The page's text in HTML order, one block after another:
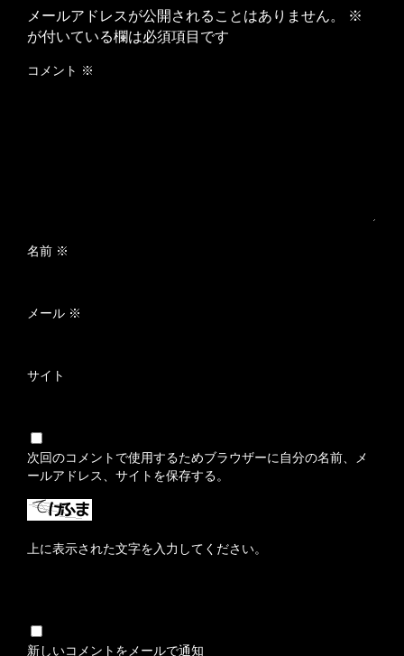
メールアドレスが公開されることはありません。
※
が付いている欄は必須項目です
コメント ※
名前 ※
メール ※
サイト
次回のコメントで使用するためブラウザーに自分の名前、メ
ールアドレス、サイトを保存する。
上に表示された文字を入力してください。
新しいコメントをメールで通知